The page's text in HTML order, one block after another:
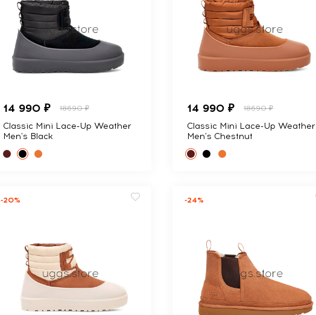
14 990 ₽ 18690 ₽
Classic Mini Lace-Up Weather
Men's Black
14 990 ₽ 18690 ₽
Classic Mini Lace-Up Weather
Men's Chestnut
-20% -24%